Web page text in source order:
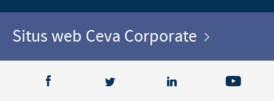
Situs web Ceva Corporate